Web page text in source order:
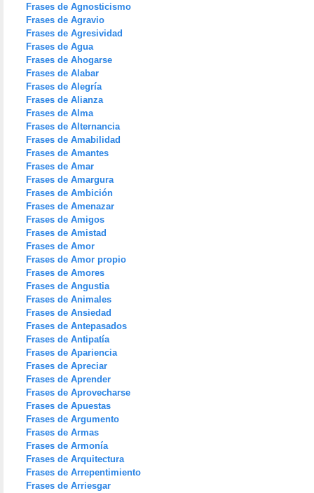
Frases de Agnosticismo
Frases de Agravio
Frases de Agresividad
Frases de Agua
Frases de Ahogarse
Frases de Alabar
Frases de Alegría
Frases de Alianza
Frases de Alma
Frases de Alternancia
Frases de Amabilidad
Frases de Amantes
Frases de Amar
Frases de Amargura
Frases de Ambición
Frases de Amenazar
Frases de Amigos
Frases de Amistad
Frases de Amor
Frases de Amor propio
Frases de Amores
Frases de Angustia
Frases de Animales
Frases de Ansiedad
Frases de Antepasados
Frases de Antipatía
Frases de Apariencia
Frases de Apreciar
Frases de Aprender
Frases de Aprovecharse
Frases de Apuestas
Frases de Argumento
Frases de Armas
Frases de Armonía
Frases de Arquitectura
Frases de Arrepentimiento
Frases de Arriesgar